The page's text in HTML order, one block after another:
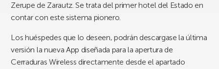
Zerupe de Zarautz. Se trata del primer hotel del Estado en
contar con este sistema pionero.
Los huéspedes que lo deseen, podrán descargase la última
versión la nueva App diseñada para la apertura de
Cerraduras Wireless directamente desde el apartado